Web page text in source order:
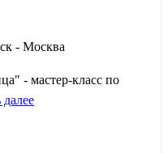
- Москва
- мастер-класс по
далее